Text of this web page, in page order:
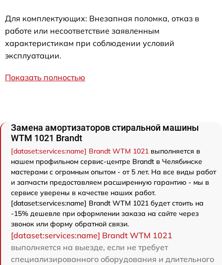
Для комплектующих: Внезапная поломка, отказ в
работе или несоответствие заявленным
характеристикам при соблюдении условий
эксплуатации.
Показать полностью
Замена амортизаторов стиральной машины
WTM 1021 Brandt
[dataset:services:name] Brandt WTM 1021 выполняется в
нашем профильном сервис-центре Brandt в Челябинске
мастерами с огромным опытом - от 5 лет. На все виды работ
и запчасти предоставляем расширенную гарантию - мы в
сервисе уверены в качестве наших работ.
[dataset:services:name] Brandt WTM 1021 будет стоить на
-15% дешевле при оформлении заказа на сайте через
звонок или форму обратной связи.
[dataset:services:name] Brandt WTM 1021
выполняется на выезде, если не требует
специализированного оборудования и длительного